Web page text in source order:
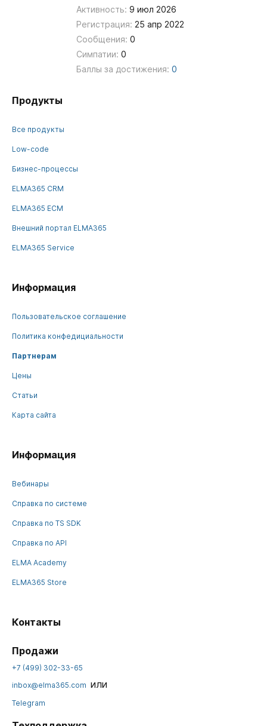
Активность: 9 июл 2026
Регистрация: 25 апр 2022
Сообщения: 0
Симпатии: 0
Баллы за достижения: 0
Продукты
Все продукты
Low-code
Бизнес-процессы
ELMA365 CRM
ELMA365 ECM
Внешний портал ELMA365
ELMA365 Service
Информация
Пользовательское соглашение
Политика конфедициальности
Партнерам
Цены
Статьи
Карта сайта
Информация
Вебинары
Справка по системе
Справка по TS SDK
Справка по API
ELMA Academy
ELMA365 Store
Контакты
Продажи
+7 (499) 302-33-65
inbox@elma365.com или
Telegram